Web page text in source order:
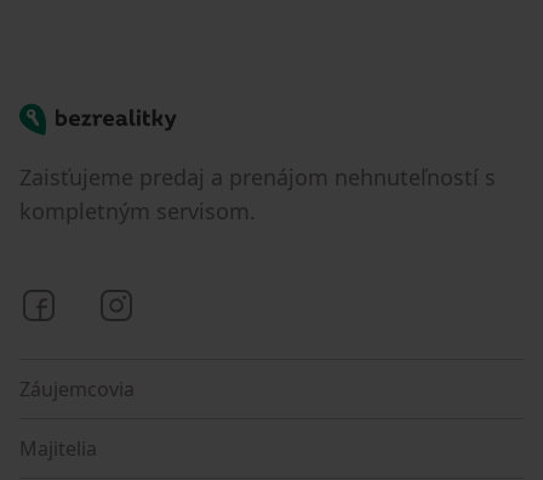
Bezrealitky
Zaisťujeme predaj a prenájom nehnuteľností s
kompletným servisom.
Bezrealitky na Facebooku
Záujemcovia
Majitelia